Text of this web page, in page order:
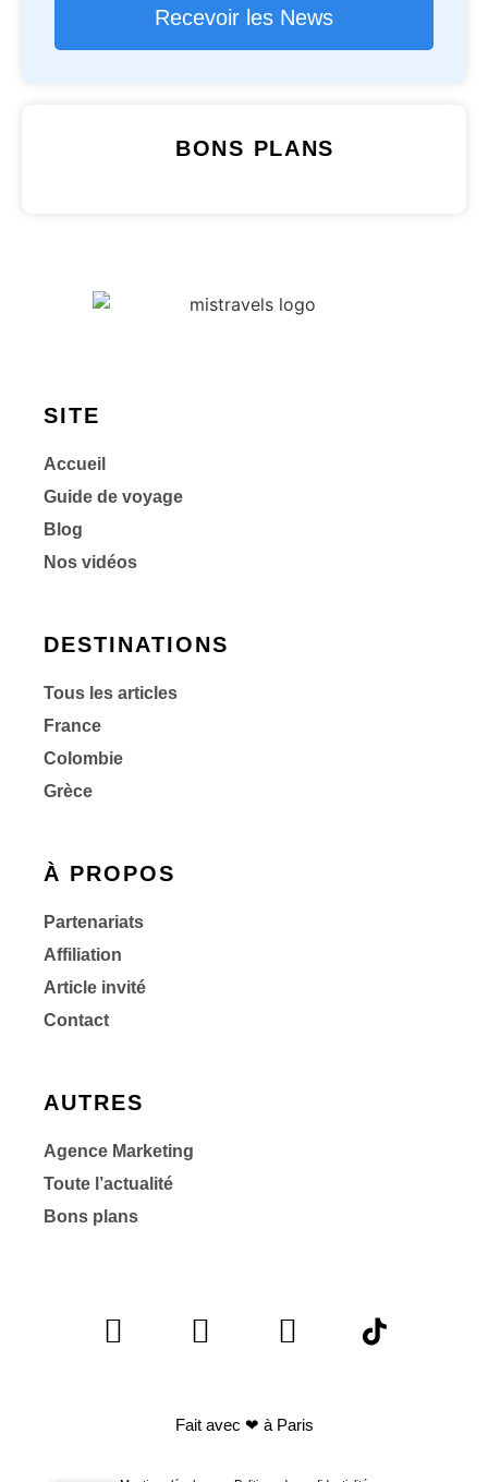
Recevoir les News
BONS PLANS
SITE
Accueil
Guide de voyage
Blog
Nos vidéos
DESTINATIONS
Tous les articles
France
Colombie
Grèce
À PROPOS
Partenariats
Affiliation
Article invité
Contact
AUTRES
Agence Marketing
Toute l’actualité
Bons plans
Fait avec ❤ à Paris